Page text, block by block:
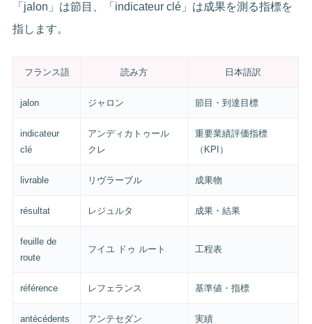
「jalon」は節目、「indicateur clé」は成果を測る指標を
指します。
フランス語 読み方 日本語訳
jalon ジャロン 節目・到達目標
indicateur
clé
アンディカトゥール
クレ
重要業績評価指標
（KPI）
livrable リヴラーブル 成果物
résultat レジュルタ 成果・結果
feuille de
route
フイユ ドゥ ルート 工程表
référence レフェランス 基準値・指標
antécédents アンテセダン 実績